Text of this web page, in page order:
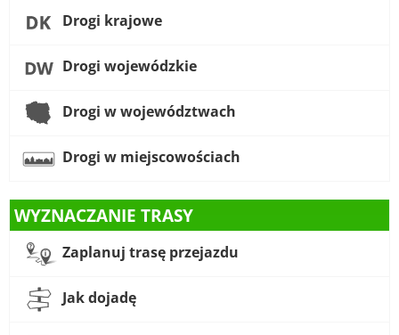
Drogi krajowe
Drogi wojewódzkie
Drogi w województwach
Drogi w miejscowościach
WYZNACZANIE TRASY
Zaplanuj trasę przejazdu
Jak dojadę